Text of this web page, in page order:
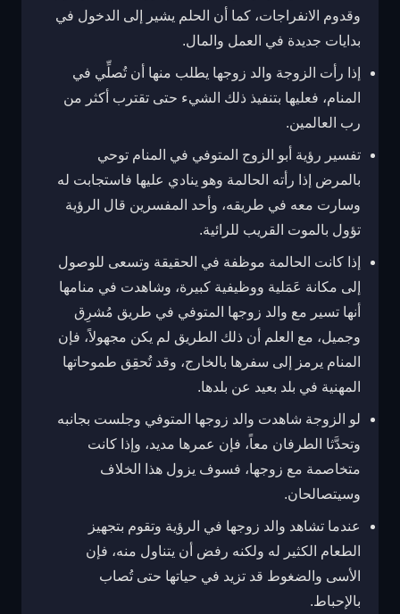
وقدوم الانفراجات، كما أن الحلم يشير إلى الدخول في
بدايات جديدة في العمل والمال.
إذا رأت الزوجة والد زوجها يطلب منها أن تُصلِّي في
المنام، فعليها بتنفيذ ذلك الشيء حتى تقترب أكثر من
رب العالمين.
تفسير رؤية أبو الزوج المتوفي في المنام توحي
بالمرض إذا رأته الحالمة وهو ينادي عليها فاستجابت له
وسارت معه في طريقه، وأحد المفسرين قال الرؤية
تؤول بالموت القريب للرائية.
إذا كانت الحالمة موظفة في الحقيقة وتسعى للوصول
إلى مكانة عَمَلية ووظيفية كبيرة، وشاهدت في منامها
أنها تسير مع والد زوجها المتوفي في طريق مُشرِق
وجميل، مع العلم أن ذلك الطريق لم يكن مجهولاً، فإن
المنام يرمز إلى سفرها بالخارج، وقد تُحقِق طموحاتها
المهنية في بلد بعيد عن بلدها.
لو الزوجة شاهدت والد زوجها المتوفي وجلست بجانبه
وتحدَّثا الطرفان معاً، فإن عمرها مديد، وإذا كانت
متخاصمة مع زوجها، فسوف يزول هذا الخلاف
وسيتصالحان.
عندما تشاهد والد زوجها في الرؤية وتقوم بتجهيز
الطعام الكثير له ولكنه رفض أن يتناول منه، فإن
الأسى والضغوط قد تزيد في حياتها حتى تُصاب
بالإحباط.